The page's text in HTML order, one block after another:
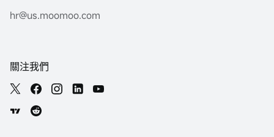
hr@us.moomoo.com
關注我們